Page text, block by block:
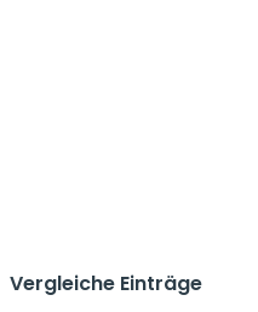
Vergleiche Einträge